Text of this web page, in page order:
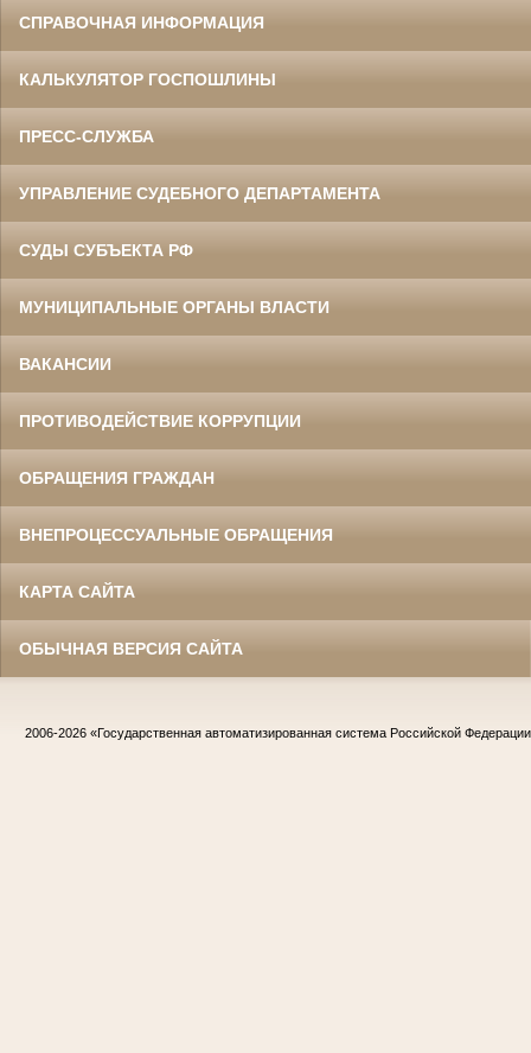
СПРАВОЧНАЯ ИНФОРМАЦИЯ
КАЛЬКУЛЯТОР ГОСПОШЛИНЫ
ПРЕСС-СЛУЖБА
УПРАВЛЕНИЕ СУДЕБНОГО ДЕПАРТАМЕНТА
СУДЫ СУБЪЕКТА РФ
МУНИЦИПАЛЬНЫЕ ОРГАНЫ ВЛАСТИ
ВАКАНСИИ
ПРОТИВОДЕЙСТВИЕ КОРРУПЦИИ
ОБРАЩЕНИЯ ГРАЖДАН
ВНЕПРОЦЕССУАЛЬНЫЕ ОБРАЩЕНИЯ
КАРТА САЙТА
ОБЫЧНАЯ ВЕРСИЯ САЙТА
2006-2026 «Государственная автоматизированная система Российской